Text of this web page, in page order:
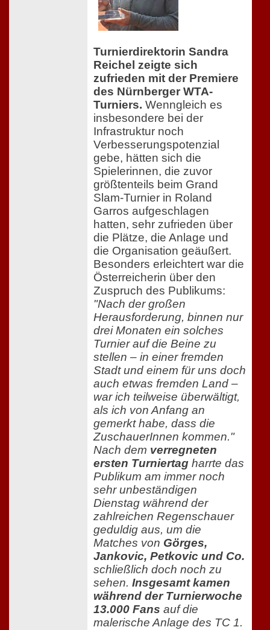
Turnierdirektorin Sandra
Reichel zeigte sich
zufrieden mit der Premiere
des Nürnberger WTA-
Turniers. Wenngleich es
insbesondere bei der
Infrastruktur noch
Verbesserungspotenzial
gebe, hätten sich die
Spielerinnen, die zuvor
größtenteils beim Grand
Slam-Turnier in Roland
Garros aufgeschlagen
hatten, sehr zufrieden über
die Plätze, die Anlage und
die Organisation geäußert.
Besonders erleichtert war die
Österreicherin über den
Zuspruch des Publikums:
"Nach der großen
Herausforderung, binnen nur
drei Monaten ein solches
Turnier auf die Beine zu
stellen – in einer fremden
Stadt und einem für uns doch
auch etwas fremden Land –
war ich teilweise überwältigt,
als ich von Anfang an
gemerkt habe, dass die
ZuschauerInnen kommen."
Nach dem verregneten
ersten Turniertag harrte das
Publikum am immer noch
sehr unbeständigen
Dienstag während der
zahlreichen Regenschauer
geduldig aus, um die
Matches von Görges,
Jankovic, Petkovic und Co.
schließlich doch noch zu
sehen. Insgesamt kamen
während der Turnierwoche
13.000 Fans auf die
malerische Anlage des TC 1.